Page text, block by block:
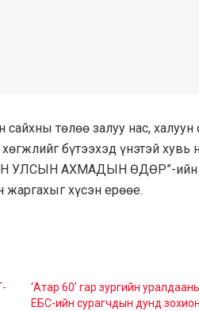
сайхны төлөө залуу нас,
бүтээхэд үнэтэй хувь
УЛСЫН АХМАДЫН ӨДӨР”-ийн
жаргахыг хүсэн ерөөе.
‘Атар 60’ гар зургийн
ЕБС-ийн сурагчдын дунд зохион